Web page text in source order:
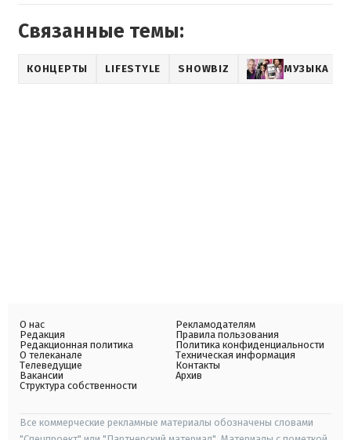
Связанные темы:
КОНЦЕРТЫ LIFESTYLE SHOWBIZ МУЗЫКА
О нас
Редакция
Редакционная политика
О телеканале
Телеведущие
Вакансии
Структура собственности
Рекламодателям
Правила пользования
Политика конфиденциальности
Техническая информация
Контакты
Архив
Все коммерческие рекламные материалы обозначены словами